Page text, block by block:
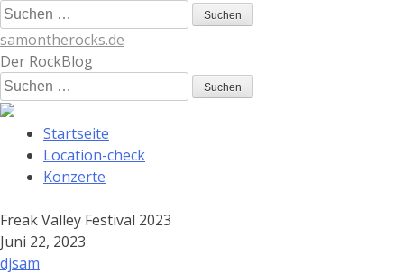
Skip
to
content
Suchen
nach:
samontherocks.de
Der RockBlog
Suchen
nach:
Startseite
Location-check
Konzerte
Freak Valley Festival 2023
Juni 22, 2023
djsam